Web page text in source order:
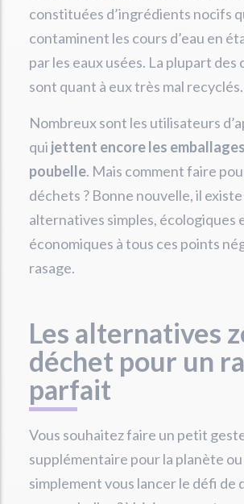
constituées d’ingrédients nocifs
contaminent les cours d’eau en
par les eaux usées. La plupart
sont quant à eux très mal recyclés.
Nombreux sont les utilisateurs
qui jettent encore les
poubelle. Mais comment faire
déchets ? Bonne nouvelle, il
alternatives simples, écologiques
économiques à tous ces points
rasage.
Les alternatives
déchet pour un
parfait
Vous souhaitez faire un petit
supplémentaire pour la planète
simplement vous lancer le défi de